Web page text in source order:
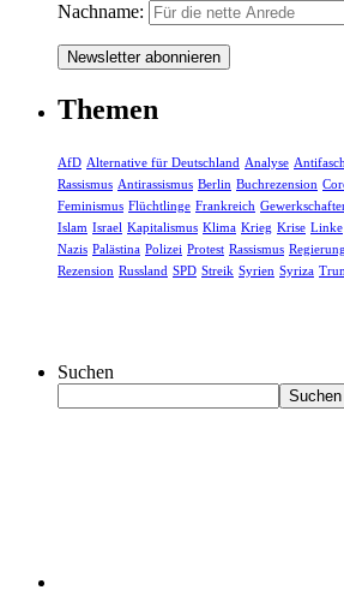
Nachname:
Themen
AfD Alternative für Deutschland Analyse
Rassismus Antirassismus Berlin Buchrezension
Feminismus Flüchtlinge Frankreich
Islam Israel Kapitalismus Klima Krieg Krise Linke
Nazis Palästina Polizei Protest Rassismus
Rezension Russland SPD Streik Syrien Syriza
Suchen
Suchen